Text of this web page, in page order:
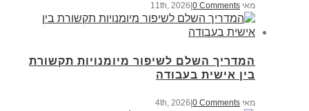
מאי 11th, 2026 0 Comments
המדריך השלם לשיפור מיומנויות תקשורת
בין אישית בעבודה
מאי 4th, 2026 |0 Comments